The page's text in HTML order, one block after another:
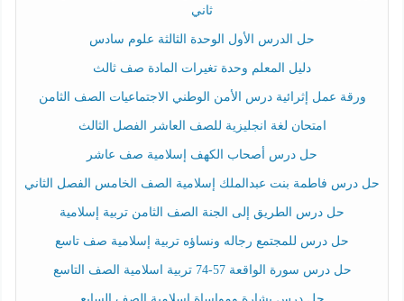
ثاني
حل الدرس الأول الوحدة الثالثة علوم سادس
دليل المعلم وحدة تغيرات المادة صف ثالث
ورقة عمل إثرائية درس الأمن الوطني الاجتماعيات الصف الثامن
امتحان لغة انجليزية للصف العاشر الفصل الثالث
حل درس أصحاب الكهف إسلامية صف عاشر
حل درس فاطمة بنت عبدالملك إسلامية الصف الخامس الفصل الثاني
حل درس الطريق إلى الجنة الصف الثامن تربية إسلامية
حل درس للمجتمع رجاله ونساؤه تربية إسلامية صف تاسع
حل درس سورة الواقعة 57-74 تربية اسلامية الصف التاسع